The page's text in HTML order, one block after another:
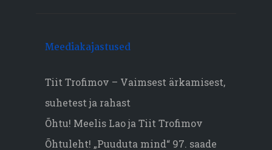
Meediakajastused
Tiit Trofimov – Vaimsest ärkamisest,
suhetest ja rahast
Õhtu! Meelis Lao ja Tiit Trofimov
Õhtuleht! „Puuduta mind“ 97. saade